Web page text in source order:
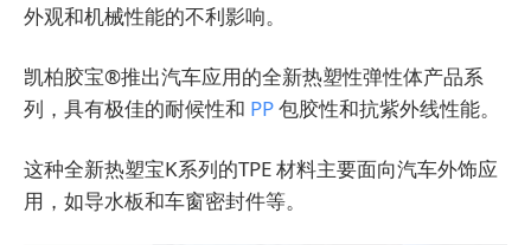
外观和机械性能的不利影响。
凯柏胶宝®推出汽车应用的全新热塑性弹性体产品系
列，具有极佳的耐候性和 PP包胶性和抗紫外线性能。
这种全新热塑宝K系列的TPE 材料主要面向汽车外饰应
用，如导水板和车窗密封件等。